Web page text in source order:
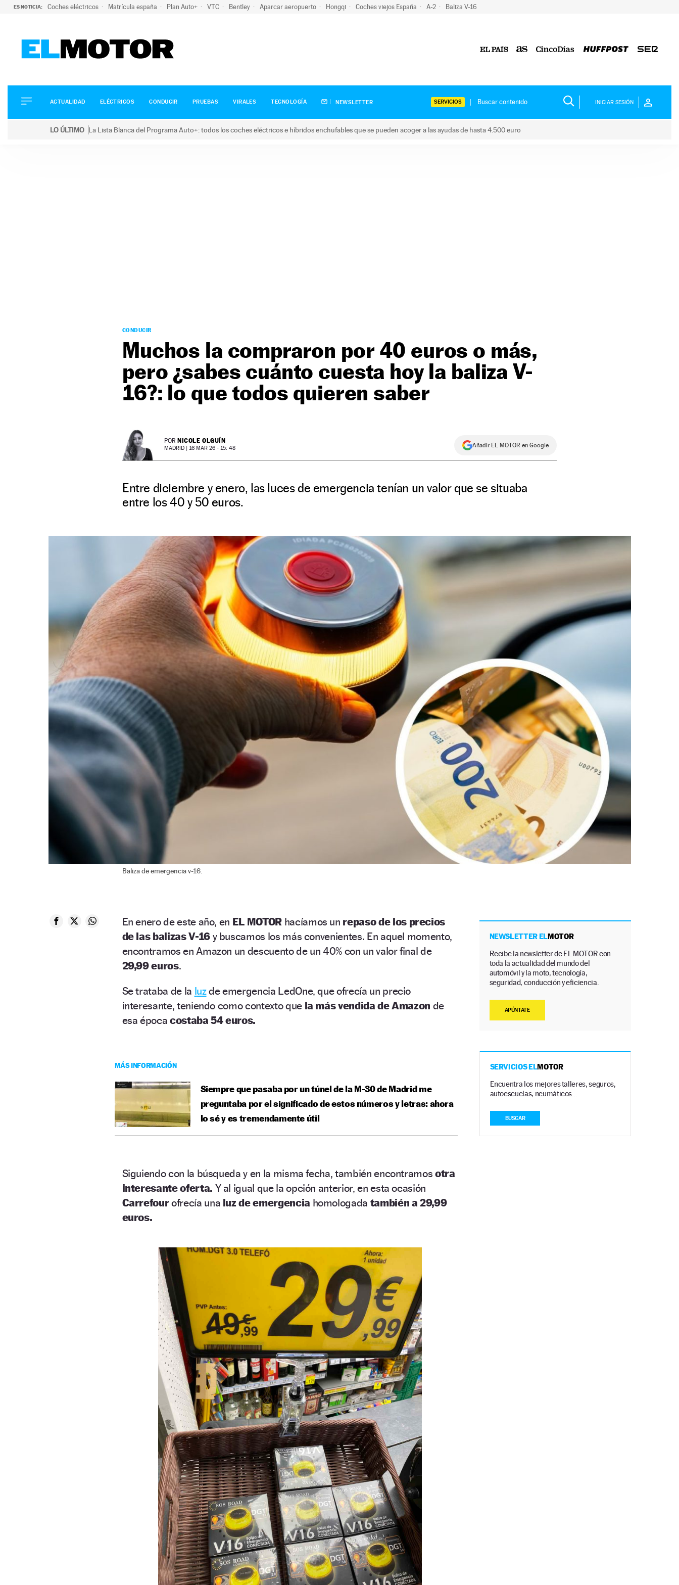
ES NOTICIA: Coches eléctricos Matrícula españa Plan Auto+ VTC Bentley Aparcar aeropuerto Hongqi Coches viejos España A-2 Baliza V-16
ELÉCTRICOS
CONDUCIR
ACTUALIDAD ELÉCTRICOS CONDUCIR PRUEBAS VIRALES TECNOLOGÍA NEWSLETTER SERVICIOS INICIAR SESIÓN
LO ÚLTIMO La Lista Blanca del Programa Auto+: todos los coches eléctricos e híbridos enchufables que se pueden acoger a las ayudas de hasta 4.500 euro
CONDUCIR
Muchos la compraron por 40 euros o más,
pero ¿sabes cuánto cuesta hoy la baliza V-
16?: lo que todos quieren saber
POR NICOLE OLGUÍN
MADRID | 16 MAR 26 - 15: 48 Añadir EL MOTOR en Google
Entre diciembre y enero, las luces de emergencia tenían un valor que se situaba
entre los 40 y 50 euros.
Baliza de emergencia v-16.
En enero de este año, en EL MOTORhacíamos un repaso de los precios
de las balizas V-16 y buscamos los más convenientes. En aquel momento,
encontramos en Amazon un descuento de un 40% con un valor final de
29,99 euros.
Se trataba de la luzde emergencia LedOne, que ofrecía un precio
interesante, teniendo como contexto que la más vendida de Amazon de
esa épocacostaba 54 euros.
MÁS INFORMACIÓN
Siempre que pasaba por un túnel de la M-30 de Madrid me
preguntaba por el significado de estos números y letras: ahora
lo sé y es tremendamente útil
Siguiendo con la búsqueda y en la misma fecha, también encontramosotra
interesante oferta. Y al igual que la opción anterior, en esta ocasión
Carrefourofrecía una luz de emergencia homologada también a 29,99
euros.
NEWSLETTER ELMOTOR
Recibe la newsletter de EL MOTOR con
toda la actualidad del mundo del
automóvil y la moto, tecnología,
seguridad, conducción y eficiencia.
APÚNTATE
SERVICIOS ELMOTOR
Encuentra los mejores talleres, seguros,
autoescuelas, neumáticos…
BUSCAR